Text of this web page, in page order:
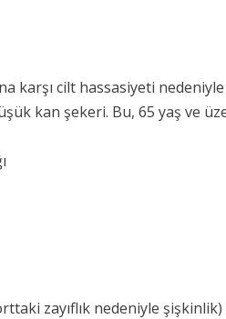
karşı cilt hassasiyeti
kan şekeri. Bu, 65 yaş ve
zayıflık nedeniyle